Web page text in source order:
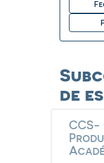
de
CCS-